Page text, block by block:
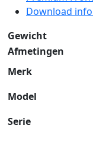
Download
Gewicht
Afmetingen
Merk
Model
Serie